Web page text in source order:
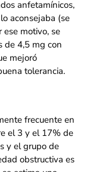
anfetamínicos,
aconsejaba (se
ese motivo, se
de 4,5 mg con
mejoró
tolerancia.
frecuente en
el 3 y el 17% de
y el grupo de
obstructiva es